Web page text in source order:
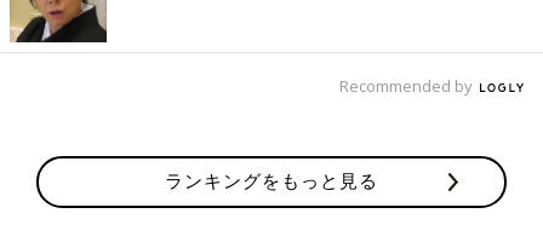
Recommended by
ランキングをもっと見る